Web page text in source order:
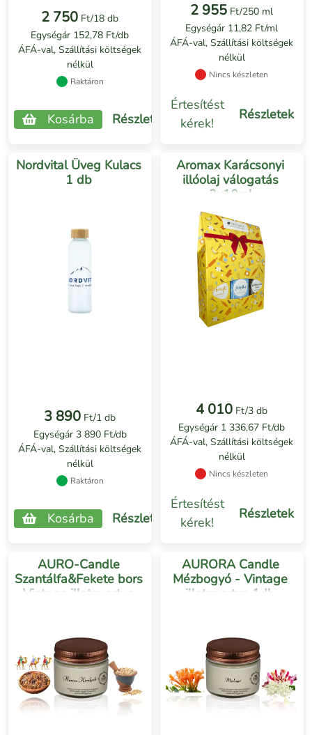
2 750 Ft/18 db
Egységár 152,78 Ft/db
ÁFÁ-val, Szállítási költségek
nélkül
Raktáron
Kosárba Részletek
2 955 Ft/250 ml
Egységár 11,82 Ft/ml
ÁFÁ-val, Szállítási költségek
nélkül
Nincs készleten
Értesítést
kérek!
Részletek
Nordvital Üveg Kulacs
1 db
3 890 Ft/1 db
Egységár 3 890 Ft/db
ÁFÁ-val, Szállítási költségek
nélkül
Raktáron
Kosárba Részletek
Aromax Karácsonyi
illóolaj válogatás
3x10ml
4 010 Ft/3 db
Egységár 1 336,67 Ft/db
ÁFÁ-val, Szállítási költségek
nélkül
Nincs készleten
Értesítést
kérek!
Részletek
AURO-Candle
Szantálfa&Fekete bors
Vintage illatgyertya
AURORA Candle
Mézbogyó - Vintage
illatgyertya 1db